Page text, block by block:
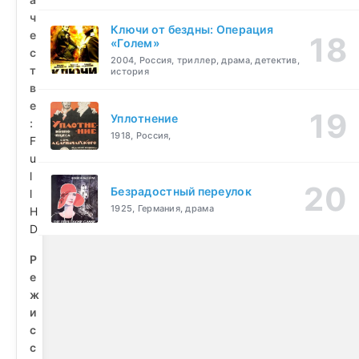
ч
е
с
т
в
е
:
F
u
l
l
H
D
Р
е
ж
и
с
с
Ключи от бездны: Операция
«Голем»
2004, Россия, триллер, драма, детектив,
история
Уплотнение
1918, Россия,
Безрадостный переулок
1925, Германия, драма